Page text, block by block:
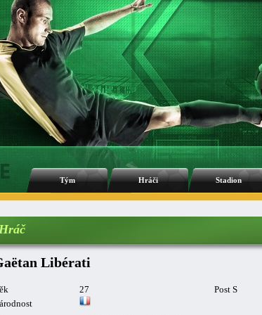
Tým Hráči Stadion
Libérati
27
Post S